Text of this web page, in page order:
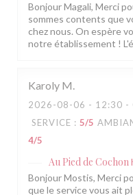
Bonjour Magali, Merci
sommes contents que
chez nous. On espère
notre établissement !
Karoly M
2026-08-06 - 12:30 -
SERVICE : 5/5
4/5
Au Pied de Cochon
Bonjour Mostis, Merci
que le service vous ait